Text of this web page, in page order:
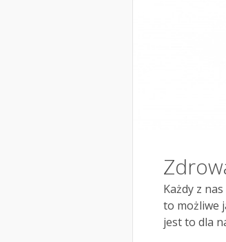
Każdy z
to możliwe
jest to dla